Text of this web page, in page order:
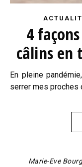
4
câlins en
En pleine pandémie, ce qui me manque le plus c’est de
serrer mes proches
Marie-Eve